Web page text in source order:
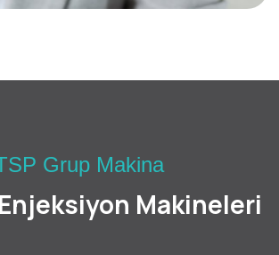
Grup Makina
Makineleri